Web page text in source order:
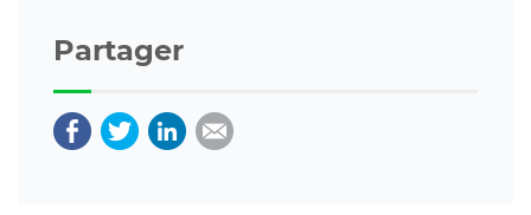
Partager